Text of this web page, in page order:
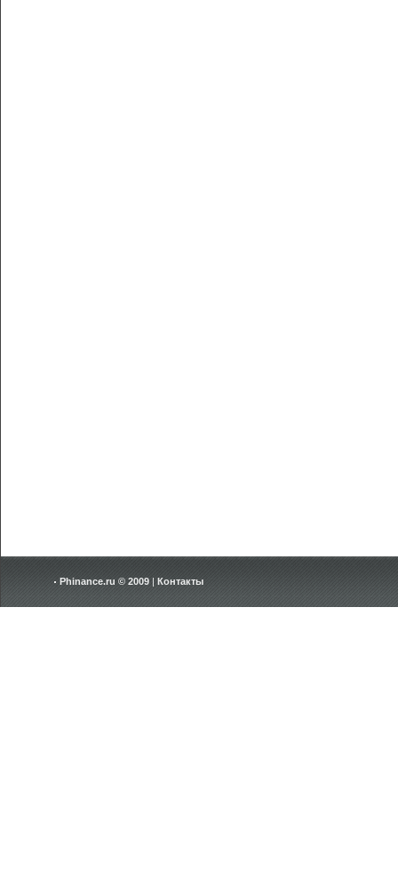
Phinance.ru © 2009 | Контакты